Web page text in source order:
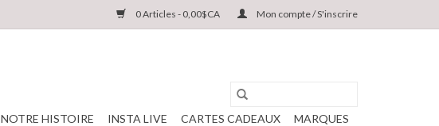
0 Articles - 0,00$CA Mon compte / S'inscrire
NOTRE HISTOIRE INSTA LIVE CARTES CADEAUX MARQUES